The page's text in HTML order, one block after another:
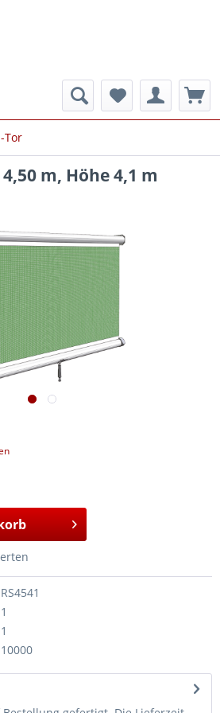
Tor
m, Höhe 4,1 m
RS4541
1
1
10000